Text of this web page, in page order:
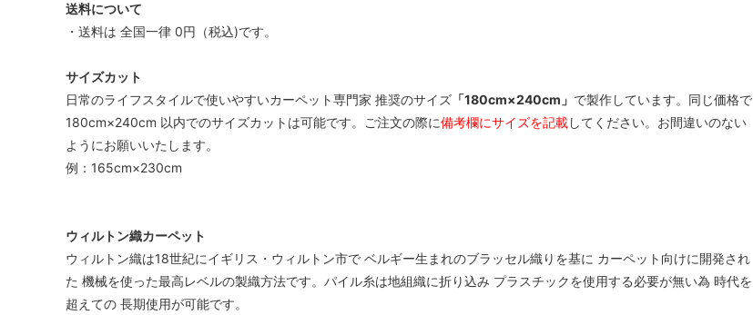
送料について
・送料は 全国一律 0円（税込)です。
サイズカット
日常のライフスタイルで使いやすいカーペット専門家 推奨のサイズ 「180cm×240cm」 で製作しています。同じ価格で
180cm×240cm 以内でのサイズカットは可能です。ご注文の際に備考欄にサイズを記載してください。お間違いのない
ようにお願いいたします。
例：165cm×230cm
ウィルトン織カーペット
ウィルトン織は18世紀にイギリス・ウィルトン市で ベルギー生まれのブラッセル織りを基に カーペット向けに開発され
た 機械を使った最高レベルの製織方法です。パイル糸は地組織に折り込み プラスチックを使用する必要が無い為 時代を
超えての 長期使用が可能です。